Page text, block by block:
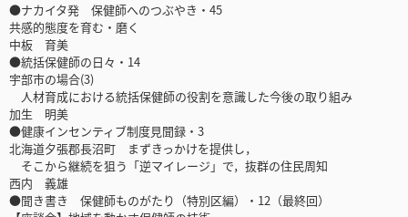
●ナカイタ発 保健師へのつぶやき・45
共感的態度を育む・磨く
中板 育美
●統括保健師の日々・14
宇部市の場合(3)
人材育成における統括保健師の役割を意識した今後の取り組み
加生 明美
●健康インセンティブ制度見聞録・3
北海道夕張郡長沼町 まずきっかけを提供し，
そこから継続を狙う「逆マイレージ」で，抜群の住民周知
西内 義雄
●聞き書き 保健師ものがたり（特別区編）・12（最終回）